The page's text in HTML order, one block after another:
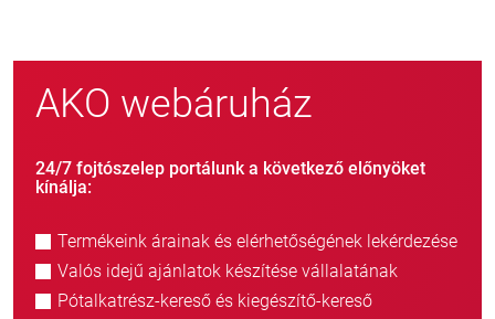
AKO webáruház
24/7 fojtószelep portálunk a következő előnyöket
kínálja:
Termékeink árainak és elérhetőségének lekérdezése
Valós idejű ajánlatok készítése vállalatának
Pótalkatrész-kereső és kiegészítő-kereső